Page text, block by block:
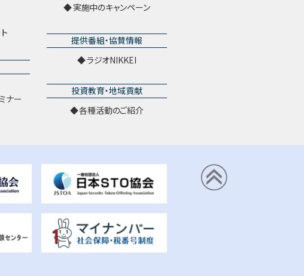
ナー
実施中のキャンペーン
提供番組・協賛情報
ラジオNIKKEI
投資教育・地域貢献
各種活動のご紹介